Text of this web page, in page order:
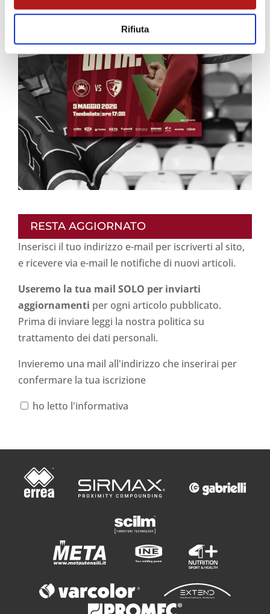
Rifiuta
RESTA AGGIORNATO
Inserisci il tuo indirizzo e-mail per iscriverti al sito,
e ricevere via e-mail le notifiche di nuovi articoli.
Useremo la tua mail SOLO per inviarti
aggiornamenti per ogni articolo pubblicato.
Prima di inviare leggi la nostra politica su
trattamento dei dati personali.
Invieremo una mail all'indirizzo che inserirai per
confermare la tua iscrizione
ho letto l'informativa